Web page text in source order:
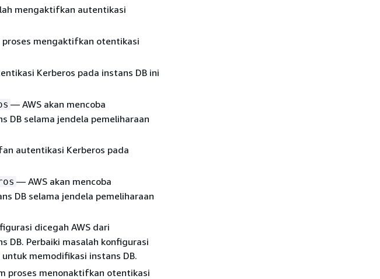
mengaktifkan autentikasi
mengaktifkan otentikasi
Kerberos pada instans DB ini
— AWS akan mencoba
DB selama jendela pemeliharaan
autentikasi Kerberos pada
— AWS akan mencoba
DB selama jendela pemeliharaan
dicegah AWS dari
DB. Perbaiki masalah konfigurasi
memodifikasi instans DB.
proses menonaktifkan otentikasi